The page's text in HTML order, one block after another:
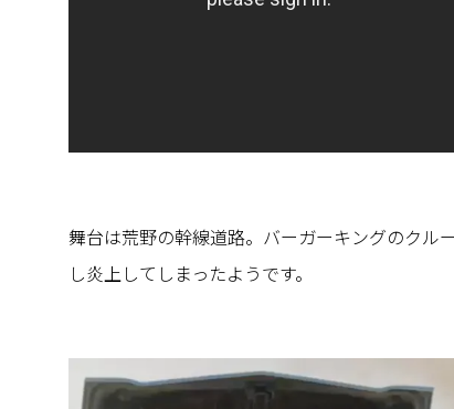
舞台は荒野の幹線道路。バーガーキングのクル
し炎上してしまったようです。